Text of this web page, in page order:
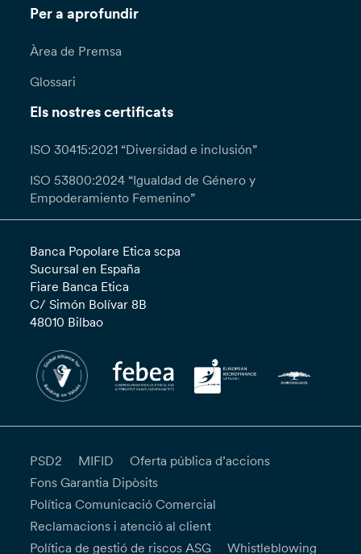
Per a aprofundir
Àrea de Premsa
Glossari
Els nostres certificats
ISO 30415:2021 “Diversidad e inclusión”
ISO 53800:2024 “Igualdad de Género y
Empoderamiento Femenino”
Banca Popolare Etica scpa
Sucursal en España
Fiare Banca Etica
C/ Simón Bolívar 8B
48010 Bilbao
PSD2 MIFID
Oferta pública d’accions
Fons Garantia Dipòsits
Política Comunicació Comercial
Reclamacions i atenció al client
Política de gestió de riscos ASG
Whistleblowing